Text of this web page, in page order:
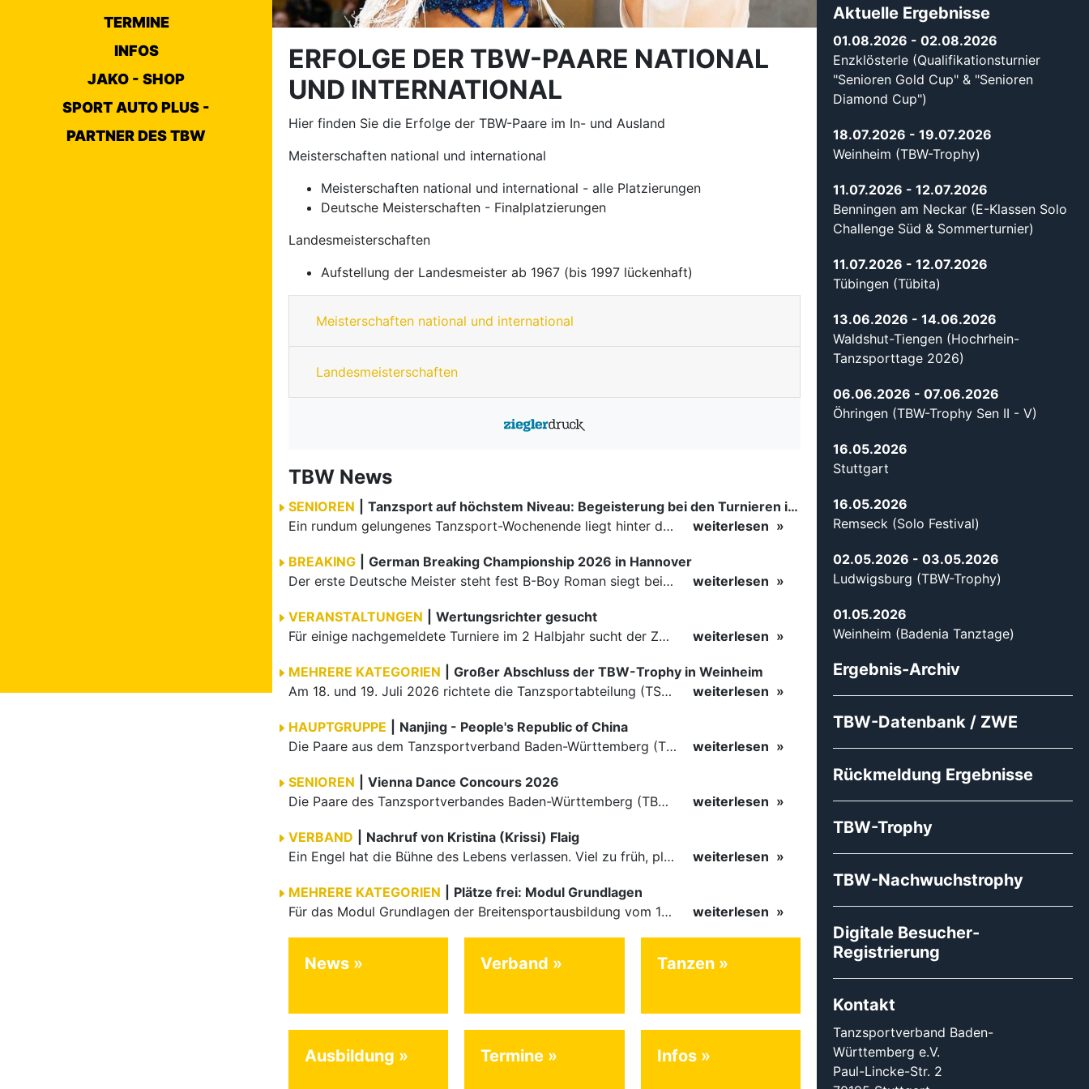
TERMINE
INFOS
JAKO - SHOP
SPORT AUTO PLUS -
PARTNER DES TBW
ERFOLGE DER TBW-PAARE NATIONAL
UND INTERNATIONAL
Hier finden Sie die Erfolge der TBW-Paare im In- und Ausland
Meisterschaften national und international
Meisterschaften national und international - alle Platzierungen
Deutsche Meisterschaften - Finalplatzierungen
Landesmeisterschaften
Aufstellung der Landesmeister ab 1967 (bis 1997 lückenhaft)
Meisterschaften national und international
Landesmeisterschaften
TBW News
SENIOREN
Tanzsport auf höchstem Niveau: Begeisterung bei den Turnieren in…
Ein rundum gelungenes Tanzsport-Wochenende liegt hinter den Paaren und Organisatoren in Enzklösterle. Am 1. und 2. August 2026 verwandelte sich die Festhalle wieder in einen lebendigen Mittelpunkt des…
weiterlesen
BREAKING
German Breaking Championship 2026 in Hannover
Der erste Deutsche Meister steht fest B-Boy Roman siegt bei den Juniors
weiterlesen
VERANSTALTUNGEN
Wertungsrichter gesucht
Für einige nachgemeldete Turniere im 2 Halbjahr sucht der ZWE noch Wertungsrichter.
weiterlesen
MEHRERE KATEGORIEN
Großer Abschluss der TBW-Trophy in Weinheim
Am 18. und 19. Juli 2026 richtete die Tanzsportabteilung (TSA) der TSG 1862 Weinheim das Abschlussturnier der diesjährigen TBW-Trophy-Serie aus. Zum traditionellen Saisonfinale kamen rund 400 Starts über…
weiterlesen
HAUPTGRUPPE
Nanjing - People's Republic of China
Die Paare aus dem Tanzsportverband Baden-Württemberg (TBW) haben beim hochklassig besetzten WDSF GrandSlam im chinesischen Nanjing wieder einmal auf internationalem Top-Niveau geglänzt. Das…
weiterlesen
SENIOREN
Vienna Dance Concours 2026
Die Paare des Tanzsportverbandes Baden-Württemberg (TBW) glänzten auf dem internationalen Parkett des Vienna Dance Concourse 2026 im Wiener Rathaus mit hervorragenden Platzierungen Ergebnisse unter: …
weiterlesen
VERBAND
Nachruf von Kristina (Krissi) Flaig
Ein Engel hat die Bühne des Lebens verlassen. Viel zu früh, plötzlich und für uns alle unfassbar, wurde unsere geliebte Kristina (Krissi) Flaig im Alter von 36 Jahren aus dem Leben gerissen. Das Tanzen…
weiterlesen
MEHRERE KATEGORIEN
Plätze frei: Modul Grundlagen
Für das Modul Grundlagen der Breitensportausbildung vom 10. bis 13. September an der Landessportschule Albstadt sind noch Plätze frei. Das Modul kann auch für den Lizenzerhalt (30 LE fachlich) genutzt…
weiterlesen
News Verband Tanzen
Ausbildung Termine Infos
Aktuelle Ergebnisse
01.08.2026 - 02.08.2026
Enzklösterle (Qualifikationsturnier
"Senioren Gold Cup" & "Senioren
Diamond Cup")
18.07.2026 - 19.07.2026
Weinheim (TBW-Trophy)
11.07.2026 - 12.07.2026
Benningen am Neckar (E-Klassen Solo
Challenge Süd & Sommerturnier)
11.07.2026 - 12.07.2026
Tübingen (Tübita)
13.06.2026 - 14.06.2026
Waldshut-Tiengen (Hochrhein-
Tanzsporttage 2026)
06.06.2026 - 07.06.2026
Öhringen (TBW-Trophy Sen II - V)
16.05.2026
Stuttgart
16.05.2026
Remseck (Solo Festival)
02.05.2026 - 03.05.2026
Ludwigsburg (TBW-Trophy)
01.05.2026
Weinheim (Badenia Tanztage)
Ergebnis-Archiv
TBW-Datenbank / ZWE
Rückmeldung Ergebnisse
TBW-Trophy
TBW-Nachwuchstrophy
Digitale Besucher-
Registrierung
Kontakt
Tanzsportverband Baden-
Württemberg e.V.
Paul-Lincke-Str. 2